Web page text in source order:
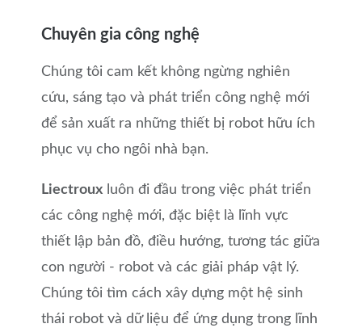
Chuyên gia công nghệ
Chúng tôi cam kết không ngừng nghiên
cứu, sáng tạo và phát triển công nghệ mới
để sản xuất ra những thiết bị robot hữu ích
phục vụ cho ngôi nhà bạn.
Liectroux luôn đi đầu trong việc phát triển
các công nghệ mới, đặc biệt là lĩnh vực
thiết lập bản đồ, điều hướng, tương tác giữa
con người - robot và các giải pháp vật lý.
Chúng tôi tìm cách xây dựng một hệ sinh
thái robot và dữ liệu để ứng dụng trong lĩnh